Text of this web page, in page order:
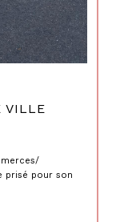
VILLE
prisé pour son